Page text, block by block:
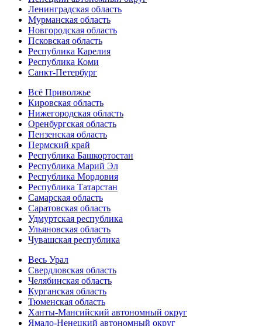
Ленинградская область
Мурманская область
Новгородская область
Псковская область
Республика Карелия
Республика Коми
Санкт-Петербург
Всё Приволжье
Кировская область
Нижегородская область
Оренбургская область
Пензенская область
Пермский край
Республика Башкортостан
Республика Марий Эл
Республика Мордовия
Республика Татарстан
Самарская область
Саратовская область
Удмуртская республика
Ульяновская область
Чувашская республика
Весь Урал
Свердловская область
Челябинская область
Курганская область
Тюменская область
Ханты-Мансийский автономный округ
Ямало-Ненецкий автономный округ